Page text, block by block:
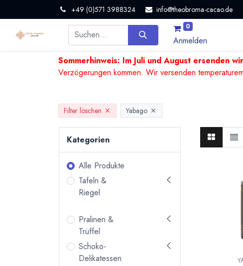
+49 (0)571 3988324 info@theobroma-cacao.de
0
Anmelden
Sommerhinweis: Im Juli und August ersenden
Verzögerungen kommen. Wir versenden
Filter löschen Yabago
Kategorien
Alle Produkte
Tafeln &
Riegel
Pralinen &
Trüffel
Schoko-
Delikatessen